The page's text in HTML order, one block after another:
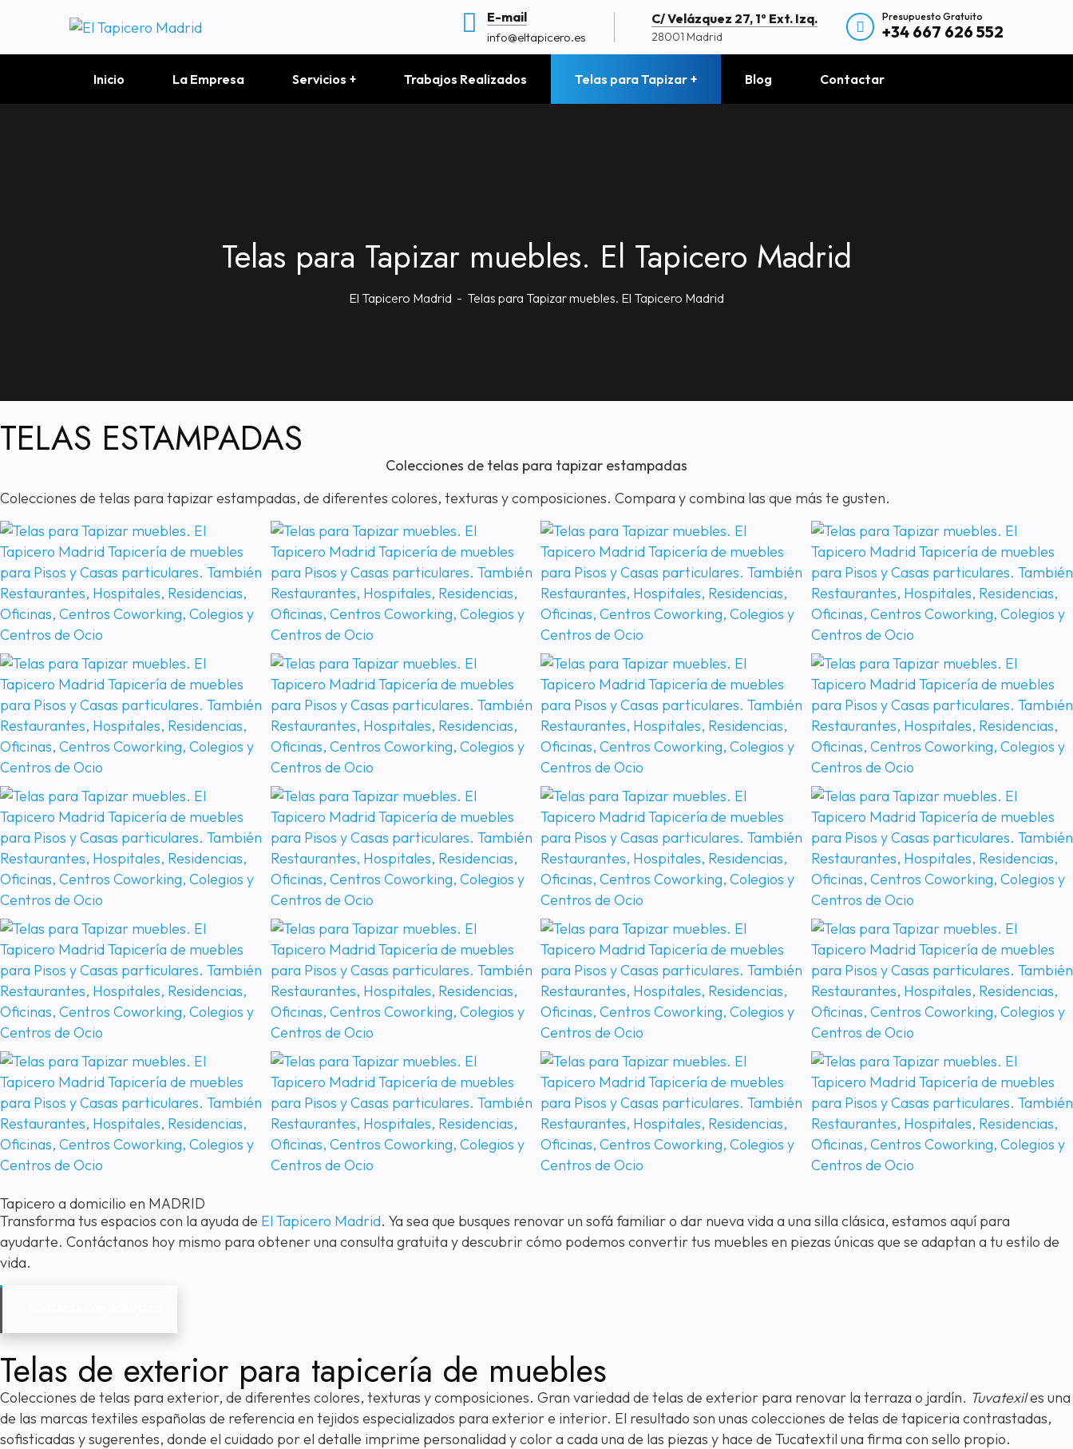
E-mail
info@eltapicero.es
C/ Velázquez 27, 1º Ext. Izq.
28001 Madrid
Presupuesto Gratuito
+34 667 626 552
Inicio La Empresa Servicios Trabajos Realizados Telas para Tapizar Blog Contactar
Telas para Tapizar muebles. El Tapicero Madrid
El Tapicero Madrid Telas para Tapizar muebles. El Tapicero Madrid
TELAS ESTAMPADAS
Colecciones de telas para tapizar estampadas
Colecciones de telas para tapizar estampadas, de diferentes colores, texturas y composiciones. Compara y combina las que más te gusten.
Tapicero a domicilio en MADRID
Transforma tus espacios con la ayuda de El Tapicero Madrid. Ya sea que busques renovar un sofá familiar o dar nueva vida a una silla clásica, estamos aquí para
ayudarte. Contáctanos hoy mismo para obtener una consulta gratuita y descubrir cómo podemos convertir tus muebles en piezas únicas que se adaptan a tu estilo de
vida.
Telas de exterior para tapicería de muebles
Colecciones de telas para exterior, de diferentes colores, texturas y composiciones. Gran variedad de telas de exterior para renovar la terraza o jardín. Tuvatexiles una
de las marcas textiles españolas de referencia en tejidos especializados para exterior e interior. El resultado son unas colecciones de telas de tapiceria contrastadas,
sofisticadas y sugerentes, donde el cuidado por el detalle imprime personalidad y color a cada una de las piezas y hace de Tucatextil una firma con sello propio.